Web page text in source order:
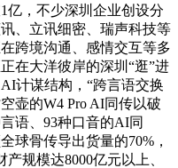
亿，不少深圳企业创设分
、立讯细密、瑞声科技等
跨境沟通、感情交互等多
在大洋彼岸的深圳“逛”进
计谋结构，“跨言语交换
壶的W4 Pro AI同传以破
语、93种口音的AI同
球骨传导出货量的70%，
规模达8000亿元以上、